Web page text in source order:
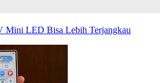
Mini LED Bisa Lebih Terjangkau